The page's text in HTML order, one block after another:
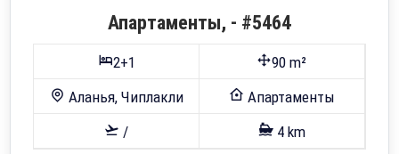
Апартаменты, - #5464
2+1
90 m²
Аланья, Чиплакли
Апартаменты
/
4 km